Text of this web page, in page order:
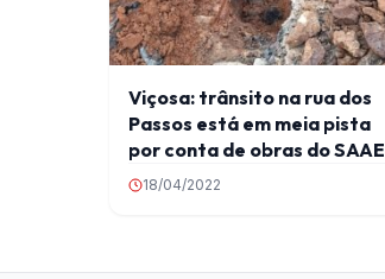
Viçosa: trânsito na rua dos
Passos está em meia pista
por conta de obras do SAAE
18/04/2022